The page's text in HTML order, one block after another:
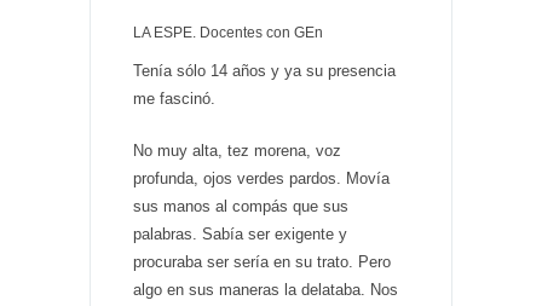
LA ESPE. Docentes con GEn
Tenía sólo 14 años y ya su presencia
me fascinó.
No muy alta, tez morena, voz
profunda, ojos verdes pardos. Movía
sus manos al compás que sus
palabras. Sabía ser exigente y
procuraba ser sería en su trato. Pero
algo en sus maneras la delataba. Nos